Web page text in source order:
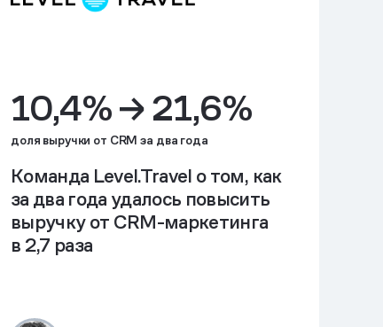
10,4% → 21,6%
доля выручки от CRM за два года
Команда Level.Travel о том, как
за два года удалось повысить
выручку от CRM-маркетинга
в 2,7 раза